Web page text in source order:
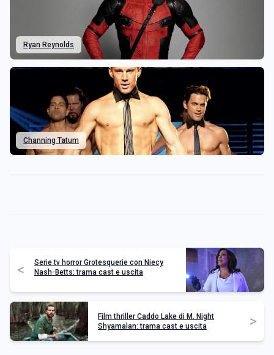
Ryan Reynolds
Channing Tatum
<
Serie tv horror Grotesquerie con Niecy
Nash-Betts: trama cast e uscita
Film thriller Caddo Lake di M. Night
Shyamalan: trama cast e uscita
>